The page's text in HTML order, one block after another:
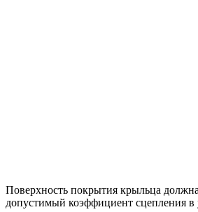
Поверхность покрытия крыльца
допустимый коэффициент сцепления в